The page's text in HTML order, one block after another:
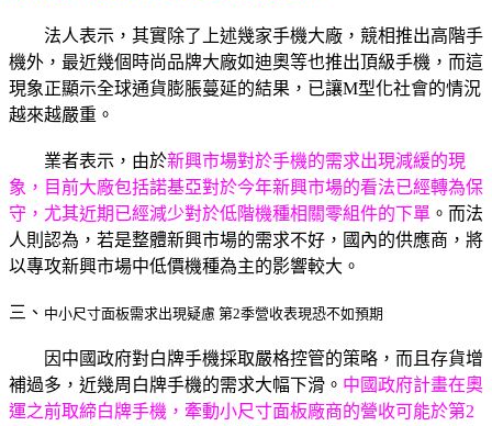
法人表示，其實除了上述幾家手機大廠，競相推出高階手
機外，最近幾個時尚品牌大廠如迪奧等也推出頂級手機，而這
現象正顯示全球通貨膨脹蔓延的結果，已讓M型化社會的情況
越來越嚴重。
業者表示，由於新興市場對於手機的需求出現減緩的現
象，目前大廠包括諾基亞對於今年新興市場的看法已經轉為保
守，尤其近期已經減少對於低階機種相關零組件的下單 。而法
人則認為，若是整體新興市場的需求不好，國內的供應商，將
以專攻新興市場中低價機種為主的影響較大。
三、 中小尺寸面板需求出現疑慮 第2季營收表現恐不如預期
因中國政府對白牌手機採取嚴格控管的策略，而且存貨增
補過多，近幾周白牌手機的需求大幅下滑。 中國政府計畫在奧
運之前取締白牌手機，牽動小尺寸面板廠商的營收可能於第2